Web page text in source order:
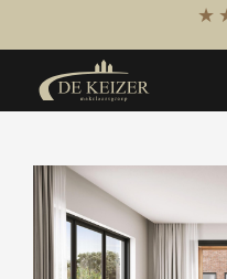
Koopaanbod
Bestaande bouw
Internationaal
Nieuwbouw